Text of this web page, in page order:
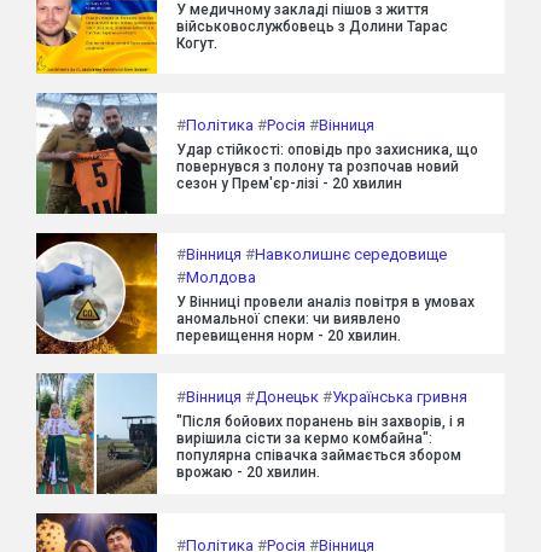
У медичному закладі пішов з життя
військовослужбовець з Долини Тарас
Когут.
#Політика #Росія #Вінниця
Удар стійкості: оповідь про захисника, що
повернувся з полону та розпочав новий
сезон у Прем'єр-лізі - 20 хвилин
#Вінниця #Навколишнє середовище
#Молдова
У Вінниці провели аналіз повітря в умовах
аномальної спеки: чи виявлено
перевищення норм - 20 хвилин.
#Вінниця #Донецьк #Українська гривня
"Після бойових поранень він захворів, і я
вирішила сісти за кермо комбайна":
популярна співачка займається збором
врожаю - 20 хвилин.
#Політика #Росія #Вінниця